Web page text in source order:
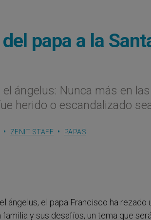
papa a la
el ángelus: Nunca más en
herido o escandalizado
ZENIT STAFF PAPAS
ángelus, el papa Francisco ha
y sus desafíos, un tema que